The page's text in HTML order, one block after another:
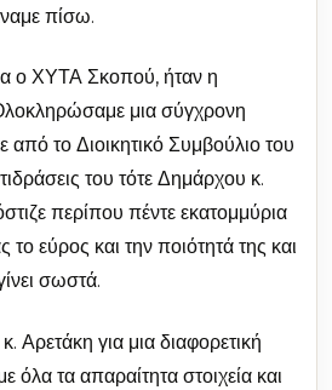
πίσω.
ο ΧΥΤΑ Σκοπού, ήταν η
μια σύγχρονη
από το Διοικητικό Συμβούλιο του
του τότε Δημάρχου κ.
περίπου πέντε εκατομμύρια
εύρος και την ποιότητά της και
σωστά.
Αρετάκη για μια διαφορετική
όλα τα απαραίτητα στοιχεία και